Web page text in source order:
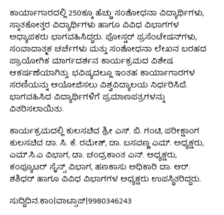
ಕಾರ್ಯಾಗಾರದಲ್ಲಿ 250ಕ್ಕೂ ಹೆಚ್ಚು ಸಂಶೋಧನಾ ವಿದ್ಯಾರ್ಥಿಗಳು,
ಸ್ನಾತಕೋತ್ತರ ವಿದ್ಯಾರ್ಥಿಗಳು ಹಾಗೂ ವಿವಿಧ ವಿಭಾಗಗಳ
ಅಧ್ಯಾಪಕರು ಭಾಗವಹಿಸಿದ್ದರು. ಪೋಸ್ಟರ್ ಪ್ರಸೆಂಟೇಷನ್‌ಗಳು,
ಸಂವಾದಾತ್ಮಕ ಚರ್ಚೆಗಳು ಮತ್ತು ಸಂಶೋಧನಾ ಲೇಖನ ಬರಹದ
ಪ್ರಾಯೋಗಿಕ ಮಾರ್ಗದರ್ಶನ ಕಾರ್ಯಕ್ರಮದ ವಿಶೇಷ
ಆಕರ್ಷಣೆಯಾಗಿತ್ತು. ಭವಿಷ್ಯದಲ್ಲೂ ಇಂತಹ ಕಾರ್ಯಾಗಾರಗಳ
ಸರಣಿಯನ್ನು ಆಯೋಜಿಸಲು ವಿಶ್ವವಿದ್ಯಾಲಯ ನಿರ್ಧರಿಸಿದೆ.
ಭಾಗವಹಿಸಿದ ವಿದ್ಯಾರ್ಥಿಗಳಿಗೆ ಪ್ರಮಾಣಪತ್ರಗಳನ್ನು
ವಿತರಿಸಲಾಯಿತು.
ಕಾರ್ಯಕ್ರಮದಲ್ಲಿ ಕುಲಸಚಿವ ಶ್ರೀ ಎಸ್. ಬಿ. ಗಂಟಿ, ಪರೀಕ್ಷಾಂಗ
ಕುಲಸಚಿವ ಡಾ. ಸಿ. ಕೆ. ರಮೇಶ್, ಡಾ. ಬಸವಣ್ಣ ಎಮ್. ಅಧ್ಯಕ್ಷರು,
ಎಮ್.ಸಿ.ಎ ವಿಭಾಗ, ಡಾ. ಚಂದ್ರಕಾಂತ ಎನ್. ಅಧ್ಯಕ್ಷರು,
ಕಂಪ್ಯೂಟರ್ ಸೈನ್ಸ್ ವಿಭಾಗ, ಹಣಕಾಸು ಅಧಿಕಾರಿ ಡಾ. ಆರ್.
ಶಶಿಧರ್ ಹಾಗೂ ವಿವಿಧ ವಿಭಾಗಗಳ ಅಧ್ಯಕ್ಷರು ಉಪಸ್ಥಿತರಿದ್ದರು.
ಸುದ್ದಿದಿನ.ಕಾಂ|ವಾಟ್ಸಾಪ್|9980346243